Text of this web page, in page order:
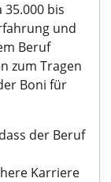
bis
und
Beruf
zum Tragen
Boni für
der Beruf
Karriere